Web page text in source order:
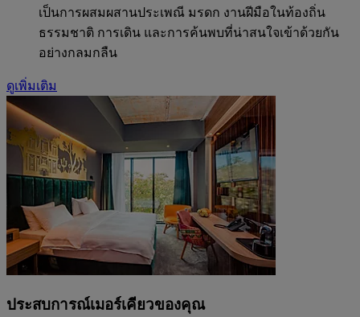
เป็นการผสมผสานประเพณี มรดก งานฝีมือในท้องถิ่น
ธรรมชาติ การเดิน และการค้นพบที่น่าสนใจเข้าด้วยกัน
อย่างกลมกลืน
ดูเพิ่มเติม
ประสบการณ์เมอร์เคียวของคุณ